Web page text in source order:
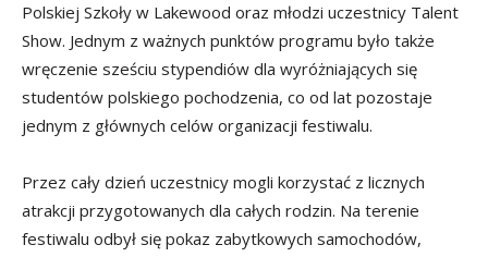
Polskiej Szkoły w Lakewood oraz młodzi uczestnicy Talent
Show. Jednym z ważnych punktów programu było także
wręczenie sześciu stypendiów dla wyróżniających się
studentów polskiego pochodzenia, co od lat pozostaje
jednym z głównych celów organizacji festiwalu.
Przez cały dzień uczestnicy mogli korzystać z licznych
atrakcji przygotowanych dla całych rodzin. Na terenie
festiwalu odbył się pokaz zabytkowych samochodów,